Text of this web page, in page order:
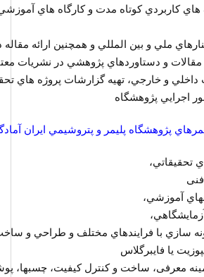
هاي كاربردي كوتاه مدت و كارگاه­ هاي
ملي و بين المللي و همچنين ارائه مقاله
مقالات و دستاوردهاي پژوهشي در نشريات
داخلي و خارجي، تهيه گزارشات پروژه­ هاي
اجرايي پژوهشگاه
پژوهشگاه پليمر و پتروشيمي ايران
تحقيقاتي،
آموزشي،
سازي با فرايندهاي مختلف و طراحي و
يا فايبرگلاس
معرفی، ساخت و کنترل کیفیت، چسب­ها،